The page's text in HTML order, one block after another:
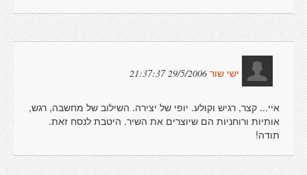
ישי שור 29/5/2006 21:37:37
איי... קצר, רגיש וקולע. יופי של יצירה. השילוב של מחשבה, רגש,
אותיות ורוחניות הם שיוצרים את השיר. היטבת לנסח זאת.
תודה!